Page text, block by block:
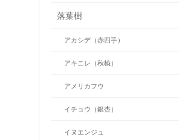
落葉樹
アカシデ（赤四手）
アキニレ（秋楡）
アメリカフウ
イチョウ（銀杏）
イヌエンジュ